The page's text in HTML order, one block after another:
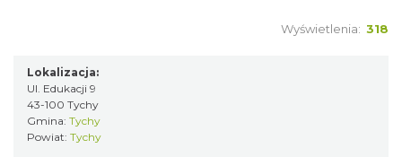
Wyświetlenia: 318
Lokalizacja:
Ul. Edukacji 9
43-100 Tychy
Gmina: Tychy
Powiat: Tychy